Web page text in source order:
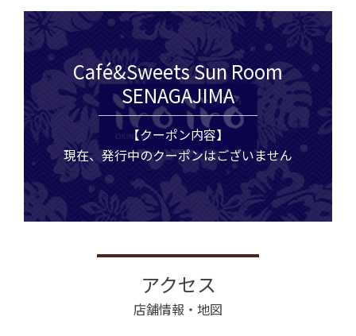
Café&Sweets Sun Room
SENAGAJIMA
【クーポン内容】
現在、発行中のクーポンはございません
アクセス
店舗情報・地図